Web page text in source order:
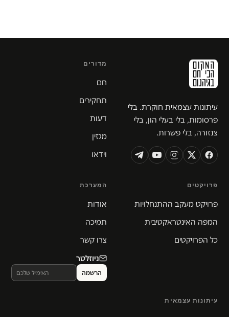
עיתונות עצמאית חוקרת. בלי
פרסומות, בלי בעלי הון, בלי
צנזורה, בלי פשרות.
מדורים
חם
תחקירים
דעות
מגזין
וידאו
פרויקטים
פרויקט מעקב ההתנחלויות
המפה האינטראקטיבית
כל הפרויקטים
המערכת
אודות
תמיכה
צרו קשר
ניוזלטר
עיתונות עצמאית